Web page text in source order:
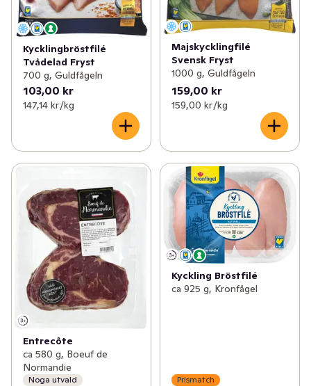
Kycklingbröstfilé
Tvådelad Fryst
700 g, Guldfågeln
103,00 kr
147,14 kr /kg
Majskycklingfilé
Svensk Fryst
1000 g, Guldfågeln
159,00 kr
159,00 kr /kg
Entrecôte
ca 580 g, Boeuf de
Normandie
Noga utvald
Kyckling Bröstfilé
ca 925 g, Kronfågel
Prismatch